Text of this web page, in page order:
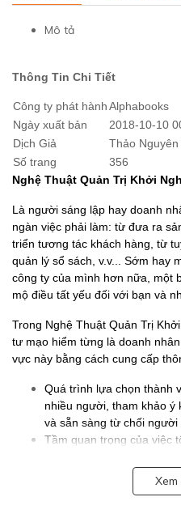
Mô tả
Thông Tin Chi Tiết
Công ty phát hànhAlphabooks
Ngày xuất bản
2018-10-10
Dịch Giả
Thảo Nguyên
Số trang
356
Nghệ Thuật Quản Trị Khởi
Là người sáng lập hay doanh
ngàn việc phải làm: từ đưa ra
triển tương tác khách hàng, từ
quản lý sổ sách, v.v... Sớm hay
công ty của mình hơn nữa, một
mộ điều tất yếu đối với bạn và
Trong Nghệ Thuật Quản Trị
tư mạo hiểm từng là doanh
vực này bằng cách cung cấp
Quá trình lựa chọn thành
nhiều người, tham khảo ý
và sẵn sàng từ chối người
Tầm quan trọng của việc
giao lưu tạo dựng qua hệ,
Trở thành thành viên ban
Xem